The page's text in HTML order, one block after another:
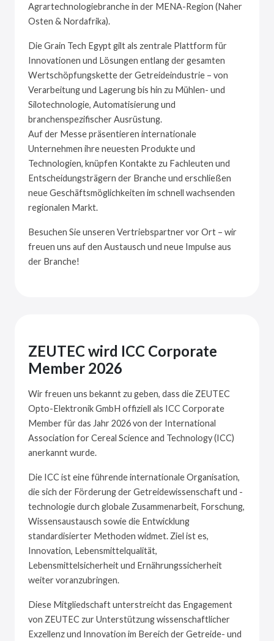
Agrartechnologiebranche in der MENA-Region (Naher
Osten & Nordafrika).
Die Grain Tech Egypt gilt als zentrale Plattform für
Innovationen und Lösungen entlang der gesamten
Wertschöpfungskette der Getreideindustrie – von
Verarbeitung und Lagerung bis hin zu Mühlen- und
Silotechnologie, Automatisierung und
branchenspezifischer Ausrüstung.
Auf der Messe präsentieren internationale
Unternehmen ihre neuesten Produkte und
Technologien, knüpfen Kontakte zu Fachleuten und
Entscheidungsträgern der Branche und erschließen
neue Geschäftsmöglichkeiten im schnell wachsenden
regionalen Markt.
Besuchen Sie unseren Vertriebspartner vor Ort – wir
freuen uns auf den Austausch und neue Impulse aus
der Branche!
ZEUTEC wird ICC Corporate
Member 2026
Wir freuen uns bekannt zu geben, dass die ZEUTEC
Opto-Elektronik GmbH offiziell als ICC Corporate
Member für das Jahr 2026 von der International
Association for Cereal Science and Technology (ICC)
anerkannt wurde.
Die ICC ist eine führende internationale Organisation,
die sich der Förderung der Getreidewissenschaft und -
technologie durch globale Zusammenarbeit, Forschung,
Wissensaustausch sowie die Entwicklung
standardisierter Methoden widmet. Ziel ist es,
Innovation, Lebensmittelqualität,
Lebensmittelsicherheit und Ernährungssicherheit
weiter voranzubringen.
Diese Mitgliedschaft unterstreicht das Engagement
von ZEUTEC zur Unterstützung wissenschaftlicher
Exzellenz und Innovation im Bereich der Getreide- und